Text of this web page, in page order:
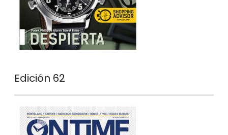
Edición 62